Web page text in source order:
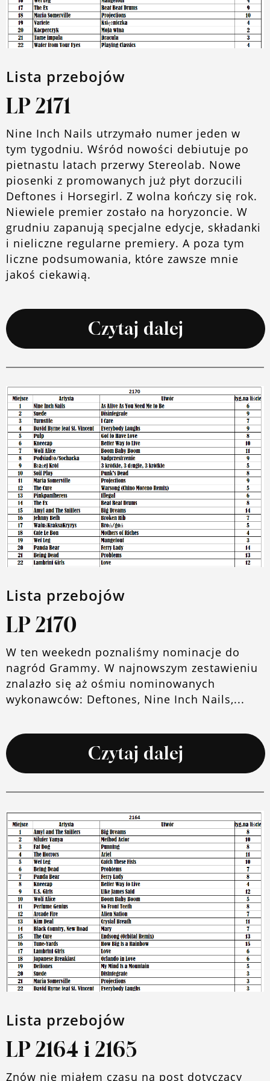
Lista przebojów
LP 2171
Nine Inch Nails utrzymało numer jeden w
tym tygodniu. Wśród nowości debiutuje po
pietnastu latach przerwy Stereolab. Nowe
piosenki z promowanych już płyt dorzucili
Deftones i Horsegirl. Z wolna kończy się rok.
Niewiele premier zostało na horyzoncie. W
grudniu zapanują specjalne edycje, składanki
i nieliczne regularne premiery. A poza tym
liczne podsumowania, które zawsze mnie
jakoś ciekawią.
Czytaj dalej
Lista przebojów
LP 2170
W ten weekedn poznaliśmy nominacje do
nagród Grammy. W najnowszym zestawieniu
znalazło się aż ośmiu nominowanych
wykonawców: Deftones, Nine Inch Nails,...
Czytaj dalej
Lista przebojów
LP 2164 i 2165
Znów nie miałem czasu na post dotyczący
O blogu